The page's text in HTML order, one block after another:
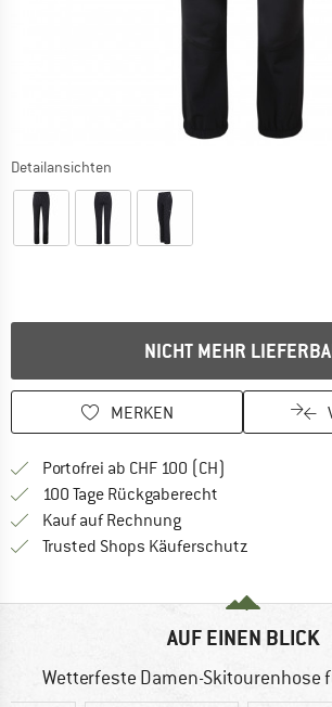
Detailansichten
NICHT MEHR
MERKEN
Portofrei ab CHF 100 (CH)
100 Tage Rückgaberecht
Kauf auf RechnungFinde die Zahlungs-
Trusted Shops Käuferschutz
AUF EINEN BLICK
Wetterfeste Damen-Skitourenhose